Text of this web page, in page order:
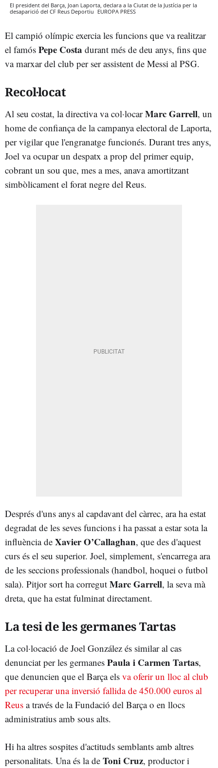
El president del Barça, Joan Laporta, declara a la Ciutat de la Justícia per la
desaparició del CF Reus Deportiu EUROPA PRESS
El campió olímpic exercia les funcions que va realitzar
el famós Pepe Costa durant més de deu anys, fins que
va marxar del club per ser assistent de Messi al PSG.
Recol·locat
Al seu costat, la directiva va col·locarMarc Garrell, un
home de confiança de la campanya electoral de Laporta,
per vigilar que l'engranatge funcionés. Durant tres anys,
Joel va ocupar un despatx a prop del primer equip,
cobrant un sou que, mes a mes, anava amortitzant
simbòlicament el forat negre del Reus.
Després d'uns anys al capdavant del càrrec, ara ha estat
degradat de les seves funcions i ha passat a estar sota la
influència de Xavier O’Callaghan, que des d'aquest
curs és el seu superior. Joel, simplement, s'encarrega ara
de les seccions professionals (handbol, hoquei o futbol
sala). Pitjor sort ha corregut Marc Garrell, la seva mà
dreta, que ha estat fulminat directament.
La tesi de les germanes Tartas
La col·locació de Joel González és similar al cas
denunciat per les germanes Paula i Carmen Tartas,
que denuncien que el Barça els va oferir un lloc al club
per recuperar una inversió fallida de 450.000 euros al
Reus a través de la Fundació del Barça o en llocs
administratius amb sous alts.
Hi ha altres sospites d'actituds semblants amb altres
personalitats. Una és la de Toni Cruz, productor i